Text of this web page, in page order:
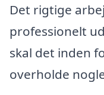
Det rigtige
professionelt
skal det inden
overholde